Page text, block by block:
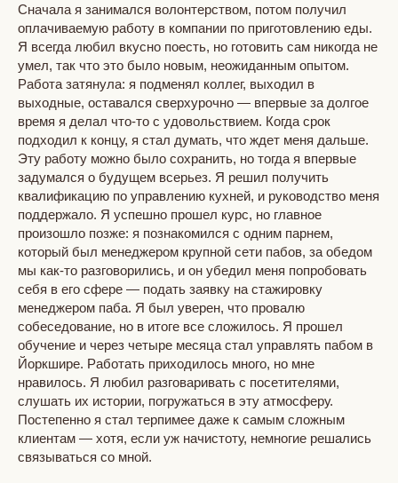
Сначала я занимался волонтерством, потом получил
оплачиваемую работу в компании по приготовлению еды.
Я всегда любил вкусно поесть, но готовить сам никогда не
умел, так что это было новым, неожиданным опытом.
Работа затянула: я подменял коллег, выходил в
выходные, оставался сверхурочно — впервые за долгое
время я делал что-то с удовольствием. Когда срок
подходил к концу, я стал думать, что ждет меня дальше.
Эту работу можно было сохранить, но тогда я впервые
задумался о будущем всерьез. Я решил получить
квалификацию по управлению кухней, и руководство меня
поддержало. Я успешно прошел курс, но главное
произошло позже: я познакомился с одним парнем,
который был менеджером крупной сети пабов, за обедом
мы как-то разговорились, и он убедил меня попробовать
себя в его сфере — подать заявку на стажировку
менеджером паба. Я был уверен, что провалю
собеседование, но в итоге все сложилось. Я прошел
обучение и через четыре месяца стал управлять пабом в
Йоркшире. Работать приходилось много, но мне
нравилось. Я любил разговаривать с посетителями,
слушать их истории, погружаться в эту атмосферу.
Постепенно я стал терпимее даже к самым сложным
клиентам — хотя, если уж начистоту, немногие решались
связываться со мной.